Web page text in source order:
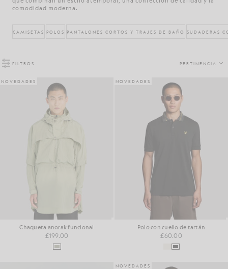
comodidad moderna.
CAMISETAS POLOS PANTALONES CORTOS Y TRAJES DE BAÑO SUDADERAS
FILTROS PERTINENCIA
NOVEDADES
Chaqueta anorak funcional
£199.00
NOVEDADES
Polo con cuello de tartán
£60.00
NOVEDADES